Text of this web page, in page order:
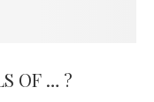
OF … ?